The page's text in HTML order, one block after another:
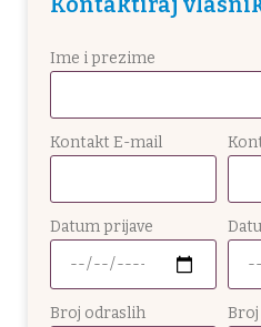
Ime i prezime
Kontakt E-mail
Datum prijave
Broj odraslih Broj